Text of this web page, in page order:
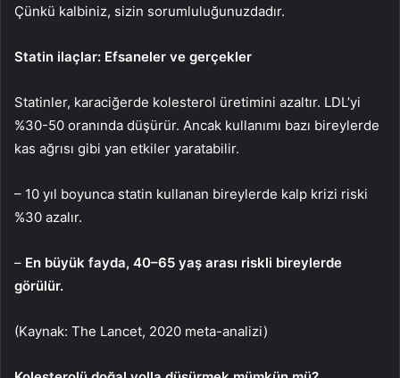
Çünkü kalbiniz, sizin sorumluluğunuzdadır.
Statin ilaçlar: Efsaneler ve gerçekler
Statinler, karaciğerde kolesterol üretimini azaltır. LDL’yi
%30-50 oranında düşürür. Ancak kullanımı bazı bireylerde
kas ağrısı gibi yan etkiler yaratabilir.
– 10 yıl boyunca statin kullanan bireylerde kalp krizi riski
%30 azalır.
– En büyük fayda, 40–65 yaş arası riskli bireylerde
görülür.
(Kaynak: The Lancet, 2020 meta-analizi)